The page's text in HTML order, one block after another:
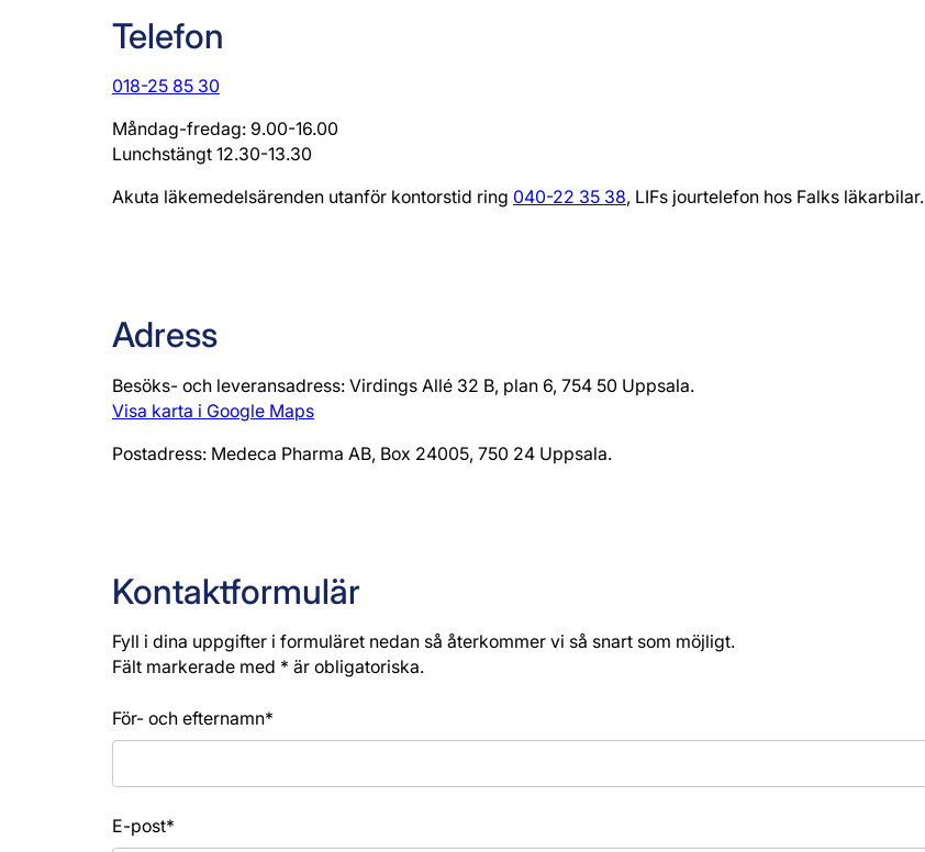
Telefon
018-25 85 30
Måndag-fredag: 9.00-16.00
Lunchstängt 12.30-13.30
Akuta läkemedelsärenden utanför kontorstid ring 040-22 35 38, LIFs jourtelefon hos Falks läkarbilar.
Adress
Besöks- och leveransadress: Virdings Allé 32 B, plan 6, 754 50 Uppsala.
Visa karta i Google Maps
Postadress: Medeca Pharma AB, Box 24005, 750 24 Uppsala.
Kontaktformulär
Fyll i dina uppgifter i formuläret nedan så återkommer vi så snart som möjligt.
Fält markerade med * är obligatoriska.
För- och efternamn*
E-post*